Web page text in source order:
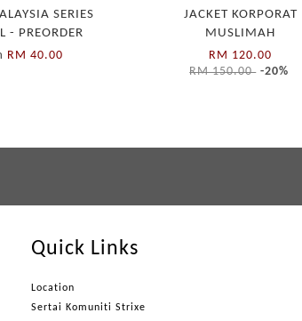
SERIES
- PREORDER
RM 40.00
JACKET KORPORAT
MUSLIMAH
RM 120.00
RM 150.00 -20%
Quick Links
Location
Sertai Komuniti Strixe